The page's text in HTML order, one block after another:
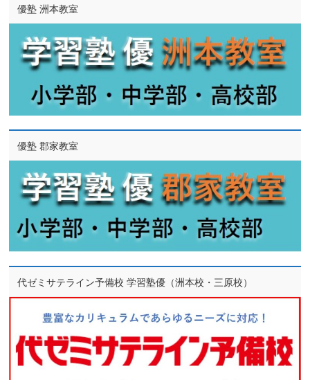
優塾 洲本教室
優塾 郡家教室
代ゼミサテライン予備校 学習塾優（洲本校・三原校）